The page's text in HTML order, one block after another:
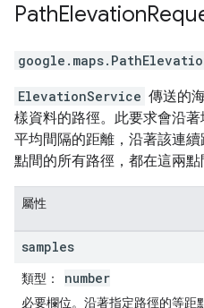
PathElevation
google.maps.
ElevationService 傳送的
樣資料的路徑。此要求會沿
平均間隔的距離，沿著該連
點間的所有路徑，都在這兩點
屬性
samples
類型： number
必要欄位。沿著指定路徑的等距